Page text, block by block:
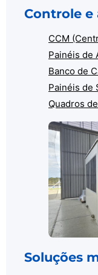
Controle e
CCM
Painéis de
Banco de
Painéis de
Quadros
Soluções